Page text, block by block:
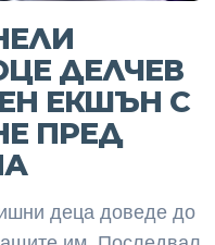
ДЕЛЧЕВ
ЕКШЪН С
ПРЕД
деца доведе до